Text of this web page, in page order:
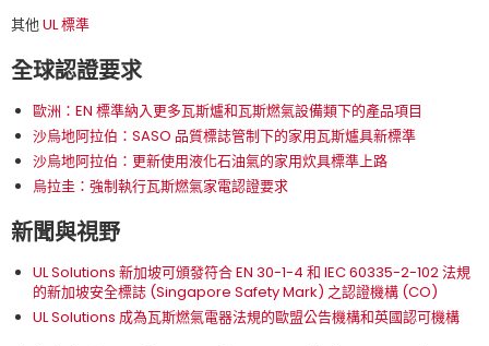
其他UL 標準
全球認證要求
歐洲：EN 標準納入更多瓦斯爐和瓦斯燃氣設備類下的產品項目
沙烏地阿拉伯：SASO 品質標誌管制下的家用瓦斯爐具新標準
沙烏地阿拉伯：更新使用液化石油氣的家用炊具標準上路
烏拉圭：強制執行瓦斯燃氣家電認證要求
新聞與視野
UL Solutions 新加坡可頒發符合 EN 30-1-4 和 IEC 60335-2-102 法規
的新加坡安全標誌 (Singapore Safety Mark) 之認證機構 (CO)
UL Solutions 成為瓦斯燃氣電器法規的歐盟公告機構和英國認可機構